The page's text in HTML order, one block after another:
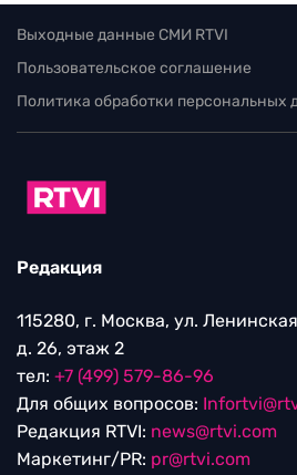
Выходные данные СМИ RTVI
Пользовательское соглашение
Политика обработки персональных
Редакция
115280, г. Москва, ул.
д. 26, этаж 2
тел: +7 (499) 579-86-96
Для общих вопросов:
Редакция RTVI: news@rtvi.com
Маркетинг/PR: pr@rtvi.com